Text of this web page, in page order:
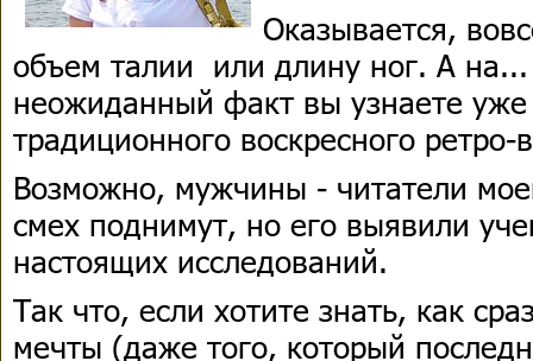
Оказывается,
объем талии или длину ног. А на...
неожиданный факт вы узнаете уже
традиционного воскресного ретро-
Возможно, мужчины - читатели
смех поднимут, но его выявили
настоящих исследований.
Так что, если хотите знать, как
мечты (даже того, который